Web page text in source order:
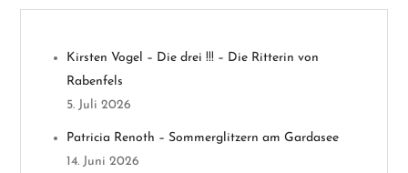
s
n
v
Kirsten Vogel – Die drei !!! – Die Ritterin von
Rabenfels
5. Juli 2026
Patricia Renoth – Sommerglitzern am Gardasee
14. Juni 2026